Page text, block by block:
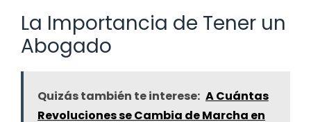
La Importancia de Tener un
Abogado
Quizás también te interese: A Cuántas
Revoluciones se Cambia de Marcha en